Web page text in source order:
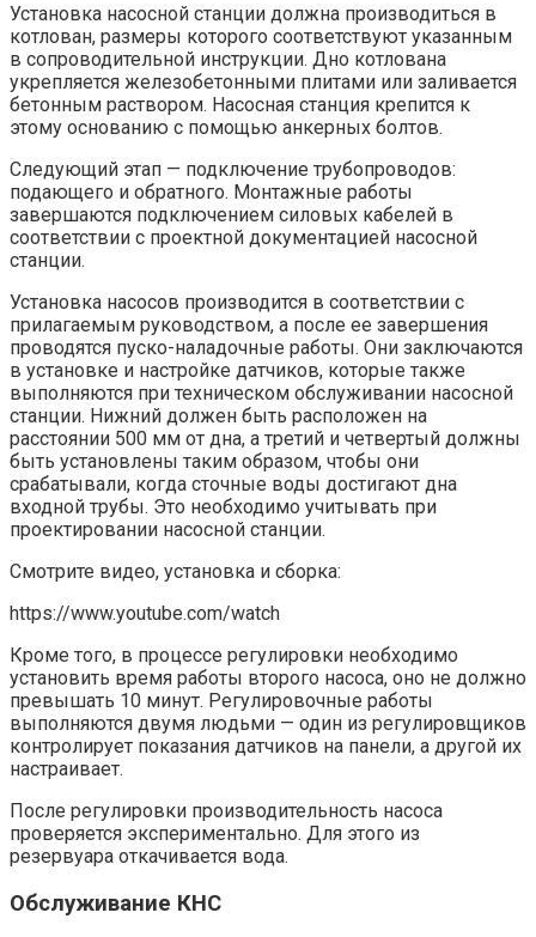
Установка насосной станции должна производиться в
котлован, размеры которого соответствуют указанным
в сопроводительной инструкции. Дно котлована
укрепляется железобетонными плитами или заливается
бетонным раствором. Насосная станция крепится к
этому основанию с помощью анкерных болтов.
Следующий этап — подключение трубопроводов:
подающего и обратного. Монтажные работы
завершаются подключением силовых кабелей в
соответствии с проектной документацией насосной
станции.
Установка насосов производится в соответствии с
прилагаемым руководством, а после ее завершения
проводятся пуско-наладочные работы. Они заключаются
в установке и настройке датчиков, которые также
выполняются при техническом обслуживании насосной
станции. Нижний должен быть расположен на
расстоянии 500 мм от дна, а третий и четвертый должны
быть установлены таким образом, чтобы они
срабатывали, когда сточные воды достигают дна
входной трубы. Это необходимо учитывать при
проектировании насосной станции.
Смотрите видео, установка и сборка:
https://www.youtube.com/watch
Кроме того, в процессе регулировки необходимо
установить время работы второго насоса, оно не должно
превышать 10 минут. Регулировочные работы
выполняются двумя людьми — один из регулировщиков
контролирует показания датчиков на панели, а другой их
настраивает.
После регулировки производительность насоса
проверяется экспериментально. Для этого из
резервуара откачивается вода.
Обслуживание КНС